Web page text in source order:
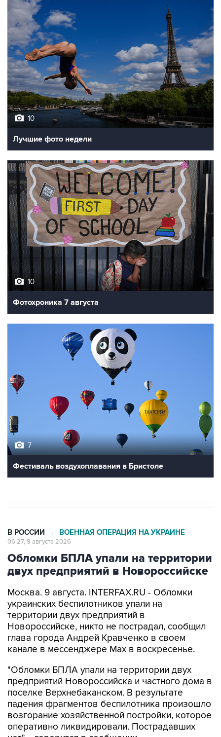
10
Лучшие фото недели
10
Фотохроника 7 августа
7
Фестиваль воздухоплавания в Бристоле
В РОССИИ → ВОЕННАЯ ОПЕРАЦИЯ НА УКРАИНЕ
06:27, 9 августа 2026
Обломки БПЛА упали на территории
двух предприятий в Новороссийске
Москва. 9 августа. INTERFAX.RU - Обломки
украинских беспилотников упали на
территории двух предприятий в
Новороссийске, никто не пострадал, сообщил
глава города Андрей Кравченко в своем
канале в мессенджере Max в воскресенье.
"Обломки БПЛА упали на территории двух
предприятий Новороссийска и частного дома в
поселке Верхнебаканском. В результате
падения фрагментов беспилотника произошло
возгорание хозяйственной постройки, которое
оперативно ликвидировали. Пострадавших